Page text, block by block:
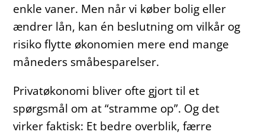
enkle vaner. Men når vi køber bolig eller
ændrer lån, kan én beslutning om vilkår og
risiko flytte økonomien mere end mange
måneders småbesparelser.
Privatøkonomi bliver ofte gjort til et
spørgsmål om at “stramme op”. Og det
virker faktisk: Et bedre overblik, færre